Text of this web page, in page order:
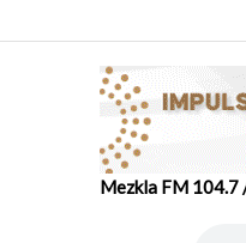
Mezkla FM 104.7